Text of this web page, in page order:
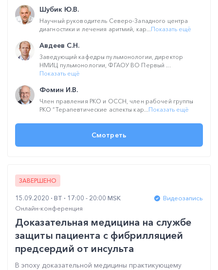
Шубик Ю.В.
Научный руководитель Северо-Западного центра
диагностики и лечения аритмий, кар...Показать ещё
Авдеев С.Н.
Заведующий кафедры пульмонологии, директор
НМИЦ пульмонологии, ФГАОУ ВО Первый ...
Показать ещё
Фомин И.В.
Член правления РКО и ОССН, член рабочей группы
РКО “Терапевтические аспекты кар...Показать ещё
Смотреть
ЗАВЕРШЕНО
15.09.2020 ВТ 17:00 - 20:00 MSK
Видеозапись
Онлайн-конференция
Доказательная медицина на службе
защиты пациента с фибрилляцией
предсердий от инсульта
В эпоху доказательной медицины практикующему